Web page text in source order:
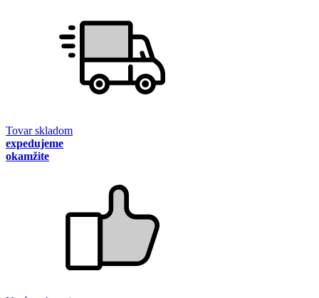
Tovar skladom
expedujeme
okamžite